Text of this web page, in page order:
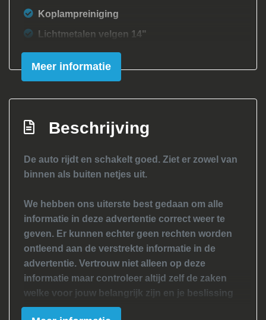
Koplampreiniging
Lichtmetalen velgen 14"
Mistlampen voor
Interieur
Achterbank in delen neerklapbaar
Airco
Bestuurdersstoel in hoogte verstelbaar
Elektrische ramen voor
Lederen versnellingspook
Stuur leder
Meer informatie
Beschrijving
De auto rijdt en schakelt goed. Ziet er zowel van
binnen als buiten netjes uit.
We hebben ons uiterste best gedaan om alle
informatie in deze advertentie correct weer te
geven. Er kunnen echter geen rechten worden
ontleend aan de verstrekte informatie in de
advertentie. Vertrouw niet alleen op deze
informatie maar controleer altijd zelf de zaken
welke voor jouw belangrijk zijn en je beslissing
zouden kunnen beïnvloeden. Neem contact op